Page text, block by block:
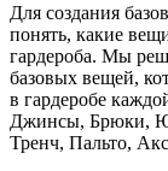
Для создания
понять, какие
гардероба. Мы
базовых вещей,
в гардеробе
Джинсы, Брюки,
Тренч, Пальто,